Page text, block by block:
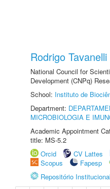
Rodrigo
National Council for
Development (CNPq)
School: Instituto de
Department:
MICROBIOLOGIA E
Academic Appointment
title: MS-5.2
Orcid
CV Lattes
Scopus
Fapesp
Repositório